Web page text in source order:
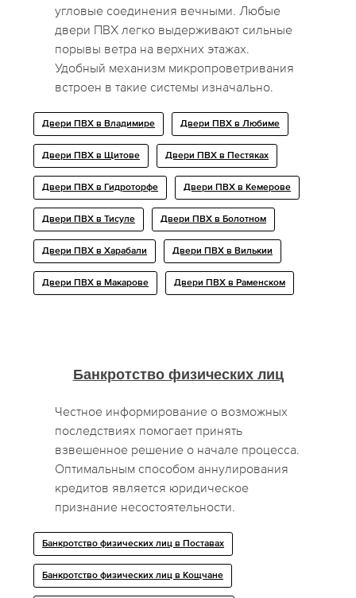
угловые соединения вечными. Любые
двери ПВХ легко выдерживают сильные
порывы ветра на верхних этажах.
Удобный механизм микропроветривания
встроен в такие системы изначально.
Двери ПВХ в Владимире Двери ПВХ в Любиме
Двери ПВХ в Щитoве Двери ПВХ в Пестяках
Двери ПВХ в Гидроторфе Двери ПВХ в Кемерове
Двери ПВХ в Тисуле Двери ПВХ в Болотном
Двери ПВХ в Харабали Двери ПВХ в Вилькии
Двери ПВХ в Макарове Двери ПВХ в Раменском
Банкротство физических лиц
Честное информирование о возможных
последствиях помогает принять
взвешенное решение о начале процесса.
Оптимальным способом аннулирования
кредитов является юридическое
признание несостоятельности.
Банкротство физических лиц в Поставах
Банкротство физических лиц в Кощчане